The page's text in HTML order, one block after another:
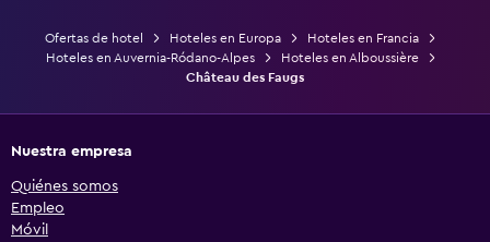
Ofertas de hotel Hoteles en Europa
Hoteles en Francia
Hoteles en Auvernia-Ródano-Alpes
Hoteles en Alboussière
Château des Faugs
Nuestra empresa
Quiénes somos
Empleo
Móvil